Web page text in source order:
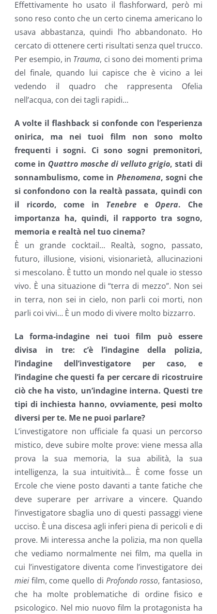
Effettivamente ho usato il flashforward, però mi
sono reso conto che un certo cinema americano lo
usava abbastanza, quindi l’ho abbandonato. Ho
cercato di ottenere certi risultati senza quel trucco.
Per esempio, in Trauma, ci sono dei momenti prima
del finale, quando lui capisce che è vicino a lei
vedendo il quadro che rappresenta Ofelia
nell’acqua, con dei tagli rapidi…
A volte il flashback si confonde con l’esperienza
onirica, ma nei tuoi film non sono molto
frequenti i sogni. Ci sono sogni premonitori,
come in Quattro mosche di velluto grigio, stati di
sonnambulismo, come in Phenomena, sogni che
si confondono con la realtà passata, quindi con
il ricordo, come in Tenebre e Opera. Che
importanza ha, quindi, il rapporto tra sogno,
memoria e realtà nel tuo cinema?
È un grande cocktail… Realtà, sogno, passato,
futuro, illusione, visioni, visionarietà, allucinazioni
si mescolano. È tutto un mondo nel quale io stesso
vivo. È una situazione di “terra di mezzo”. Non sei
in terra, non sei in cielo, non parli coi morti, non
parli coi vivi… È un modo di vivere molto bizzarro.
La forma-indagine nei tuoi film può essere
divisa in tre: c’è l’indagine della polizia,
l’indagine dell’investigatore per caso, e
l’indagine che questi fa per cercare di ricostruire
ciò che ha visto, un’indagine interna. Questi tre
tipi di inchiesta hanno, ovviamente, pesi molto
diversi per te. Me ne puoi parlare?
L’investigatore non ufficiale fa quasi un percorso
mistico, deve subire molte prove: viene messa alla
prova la sua memoria, la sua abilità, la sua
intelligenza, la sua intuitività… È come fosse un
Ercole che viene posto davanti a tante fatiche che
deve superare per arrivare a vincere. Quando
l’investigatore sbaglia uno di questi passaggi viene
ucciso. È una discesa agli inferi piena di pericoli e di
prove. Mi interessa anche la polizia, ma non quella
che vediamo normalmente nei film, ma quella in
cui l’investigatore diventa come l’investigatore dei
miei film, come quello di Profondo rosso, fantasioso,
che ha molte problematiche di ordine fisico e
psicologico. Nel mio nuovo film la protagonista ha